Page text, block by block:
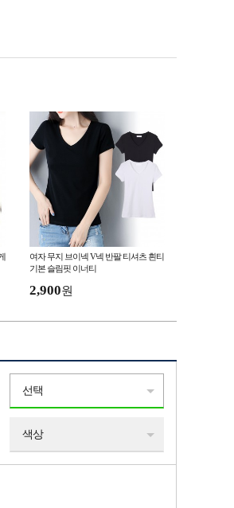
여자 무지 브이넥 V넥 반팔 티셔츠 흰티
기본 슬림핏 이너티
2,900원
선택
색상